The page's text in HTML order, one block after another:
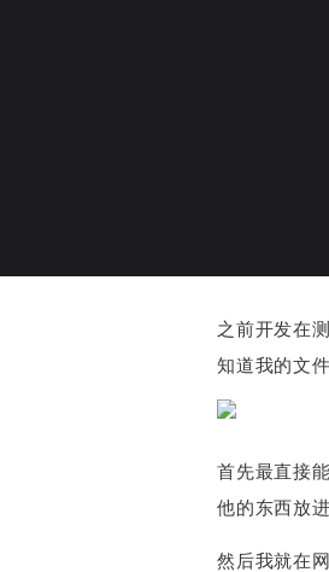
之前开发在
知道我的文
首先最直接
他的东西放
然后我就在